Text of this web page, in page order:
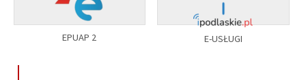
EPUAP 2 E-USŁUGI